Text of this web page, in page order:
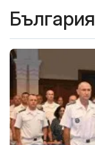
България